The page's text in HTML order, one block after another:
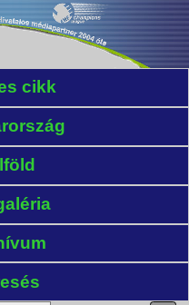
cikk